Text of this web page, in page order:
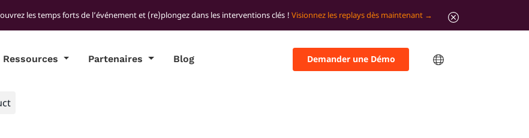
les temps forts de l’événement et (re)plongez dans les interventions clés ! Visionnez les replays dès maintenant
Ressources Partenaires Blog Demander une Démo